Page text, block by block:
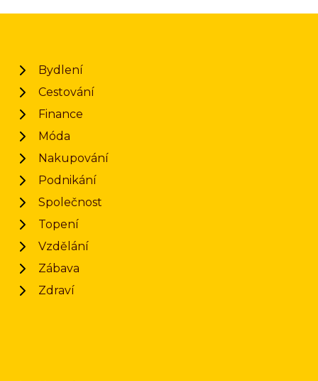
Bydlení
Cestování
Finance
Móda
Nakupování
Podnikání
Společnost
Topení
Vzdělání
Zábava
Zdraví